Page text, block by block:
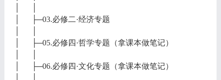
│ ├─03.必修二·经济专题
│ ├─05.必修四·哲学专题（拿课本做笔记）
│ ├─06.必修四·文化专题（拿课本做笔记）